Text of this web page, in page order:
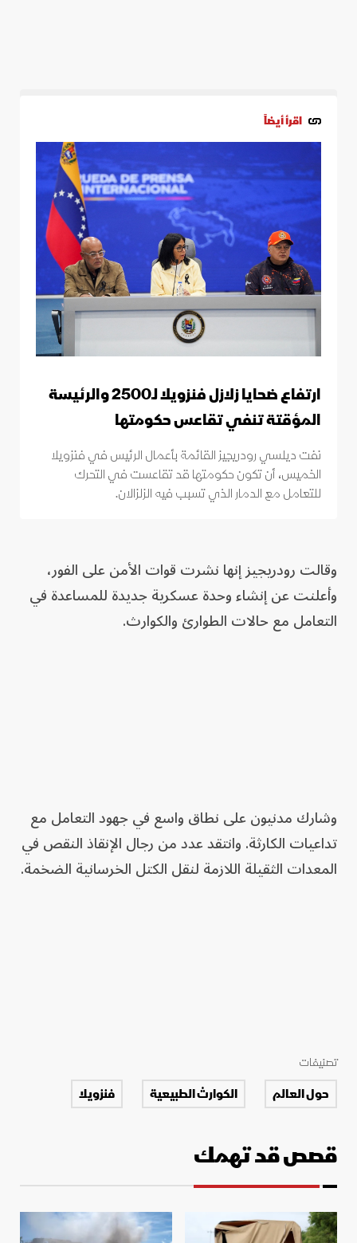
اقرأ أيضاً
ارتفاع ضحايا زلازل فنزويلا لـ2500 والرئيسة
المؤقتة تنفي تقاعس حكومتها
نفت ديلسي رودريجيز القائمة بأعمال الرئيس في فنزويلا
الخميس، أن تكون حكومتها قد تقاعست في التحرك
للتعامل مع الدمار الذي تسبب فيه الزلزالان.
وقالت رودريجيز إنها نشرت قوات الأمن على الفور،
وأعلنت عن إنشاء وحدة عسكرية جديدة للمساعدة في
التعامل مع حالات الطوارئ ‌والكوارث.
وشارك مدنيون على نطاق واسع في جهود التعامل مع
تداعيات الكارثة. وانتقد عدد من رجال الإنقاذ النقص في
المعدات الثقيلة اللازمة لنقل الكتل الخرسانية الضخمة.
تصنيفات
حول العالم الكوارث الطبيعية فنزويلا
قصص قد تهمك